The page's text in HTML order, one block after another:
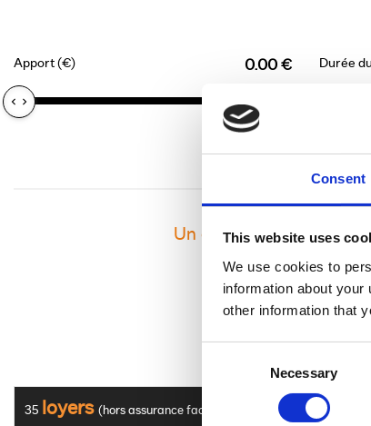
Consent
This website uses
We use cookies to
information about
other information that
Necessary
Apport (€) 0.00 € Durée
Un crédit vous engage
35 loyers(hors assurance facultative)